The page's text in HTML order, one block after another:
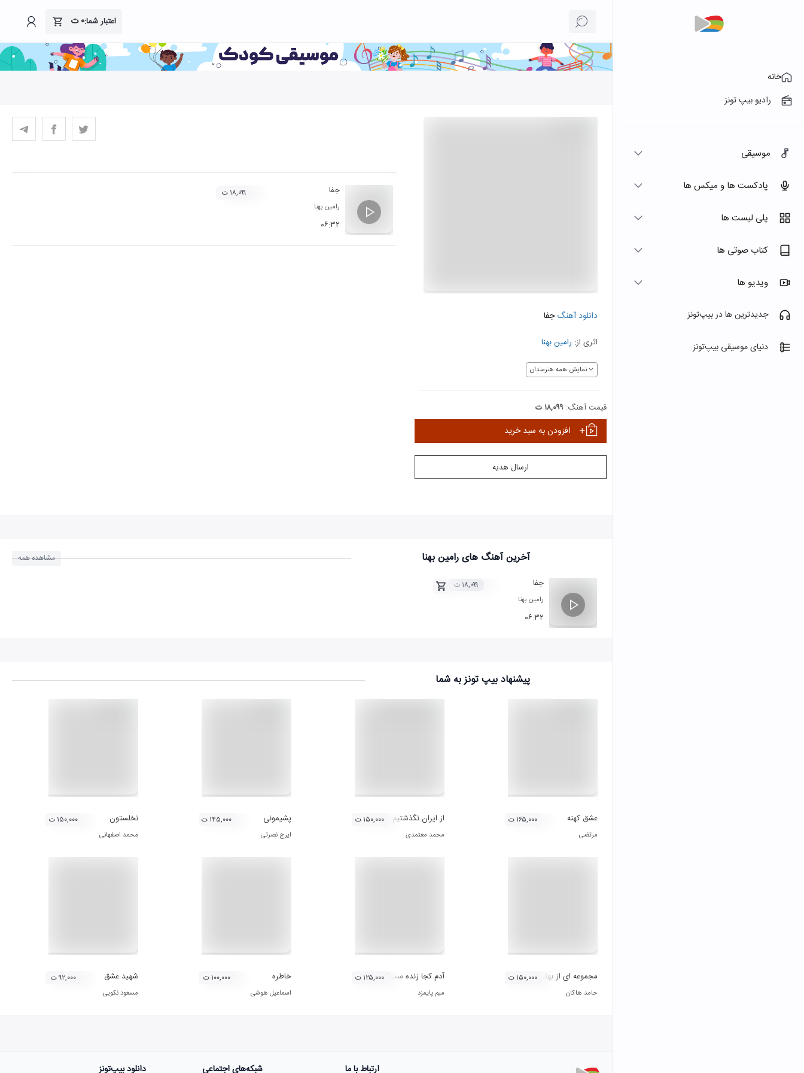
اعتبار شما:۰ت
خانه
رادیو بیپ تونز
موسیقی
پادکست ها و میکس ها
پلی لیست ها
کتاب صوتی ها
ویدیو ها
جدیدترین ها در بیپ‌تونز
دنیای موسیقی بیپ‌تونز
دانلود آهنگجفا
اثری از: رامین بهنا
نمایش همه هنرمندان
قیمت آهنگ: ۱۸,۰۹۹ ت
افزودن به سبد خرید
ارسال هدیه
جفا
رامین بهنا
۰۶:۳۲
۱۸,۰۹۹ ت
آخرین آهنگ های رامین بهنا مشاهده همه
جفا
رامین بهنا
۰۶:۳۲
۱۸,۰۹۹ ت
پیشنهاد بیپ تونز به شما
عشق کهنه
مرتضی
۱۶۵,۰۰۰ ت از ایران نگذشتیم
محمد معتمدی
۱۵۰,۰۰۰ ت پشیمونی
ایرج نصرتی
۱۴۵,۰۰۰ ت نخلستون
محمد اصفهانی
۱۵۰,۰۰۰ ت
مجموعه ای از بهترین آثار حامد هاکان
حامد هاکان
۱۵۰,۰۰۰ ت آدم کجا زنده ست؟
میم پایمزد
۱۲۵,۰۰۰ ت خاطره
اسماعیل هوشی
۱۰۰,۰۰۰ ت شهید عشق
مسعود نکویی
۹۲,۰۰۰ ت
ارتباط با ما شبکه‌های اجتماعی دانلود بیپ‌تونز